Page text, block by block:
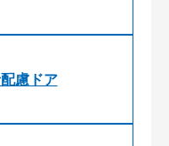
慮ドア